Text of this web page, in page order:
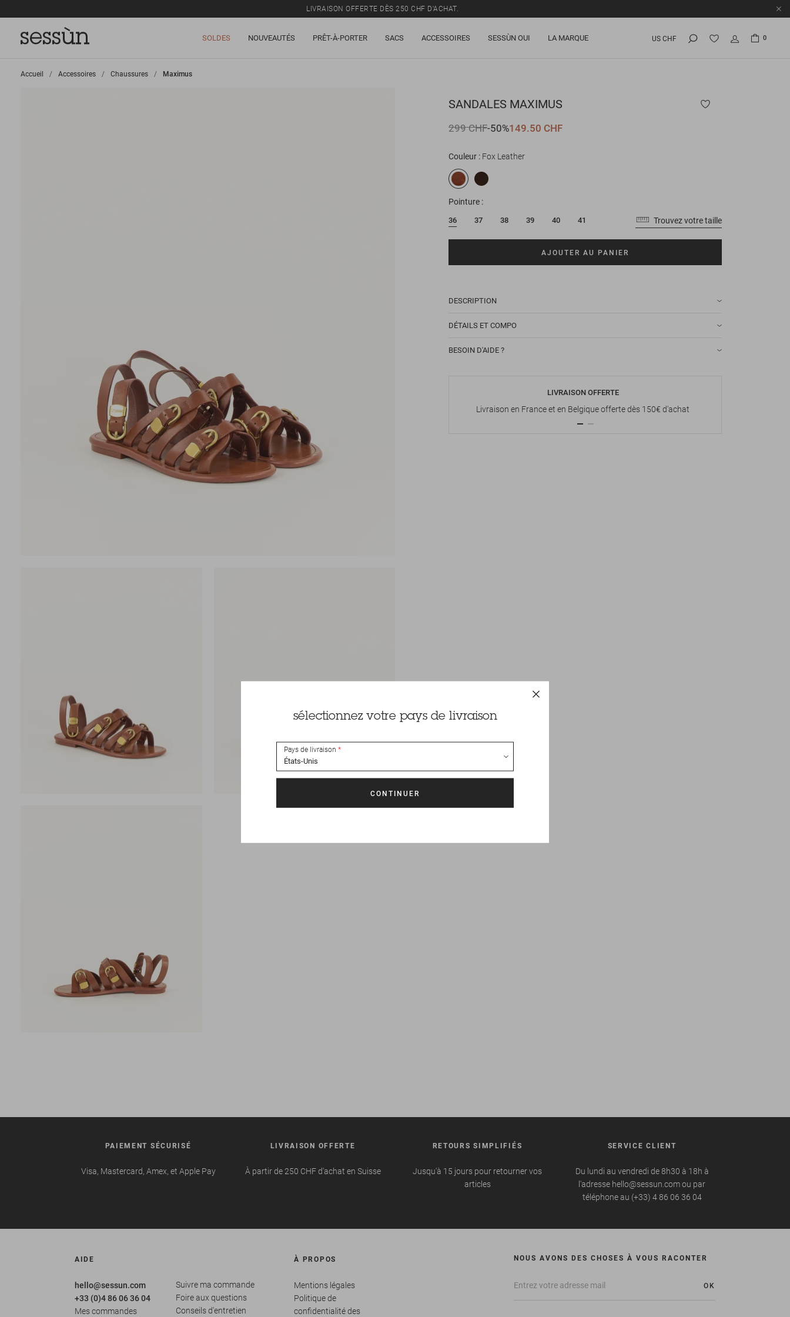
LIVRAISON OFFERTE DÈS 250 CHF D'ACHAT.
SOLDES NOUVEAUTÉS PRÊT-À-PORTER SACS ACCESSOIRES SESSÙN OUI LA MARQUE US CHF 0
Accueil >
Accessoires >
Chaussures >
Maximus
SANDALES MAXIMUS
299 CHF-50%149.50 CHF
Couleur Fox Leather
Pointure
36 37 38 39 40 41 Trouvez votre taille
AJOUTER AU PANIER
DESCRIPTION
DÉTAILS ET COMPO
BESOIN D'AIDE ?
LIVRAISON OFFERTE
Livraison en France et en Belgique offerte dès 150€ d'achat
PAIEMENT SÉCURISÉ
Visa, Mastercard, Amex, et Apple Pay
LIVRAISON OFFERTE
À partir de 250 CHF d'achat en Suisse
RETOURS SIMPLIFIÉS
Jusqu'à 15 jours pour retourner vos
articles
SERVICE CLIENT
Du lundi au vendredi de 8h30 à 18h à
l'adresse hello@sessun.com ou par
téléphone au (+33) 4 86 06 36 04
AIDE
hello@sessun.com
+33 (0)4 86 06 36 04
Mes commandes
Suivre ma commande
Foire aux questions
Conseils d'entretien
À PROPOS
Mentions légales
Politique de
confidentialité des
NOUS AVONS DES CHOSES À VOUS RACONTER
OK
sélectionnez votre pays de livraison
Pays de livraison